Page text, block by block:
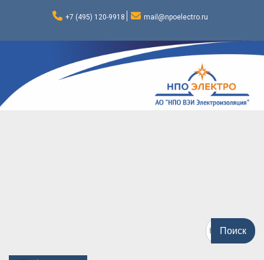
+7 (495) 120-9918 mail@npoelectro.ru
Поиск
по: